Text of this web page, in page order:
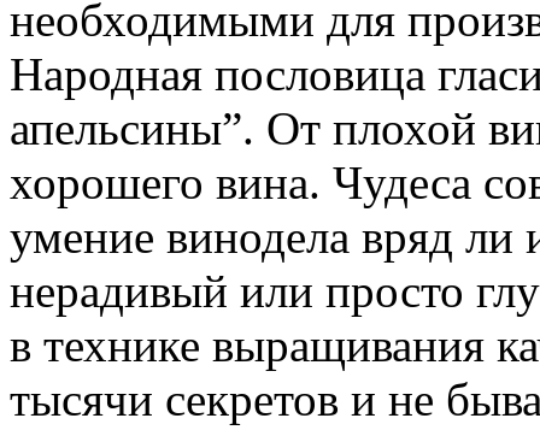
необходимыми для
Народная пословица
апельсины”. От плохой
хорошего вина. Чудеса
умение винодела вряд ли
нерадивый или просто
в технике выращивания
тысячи секретов и не